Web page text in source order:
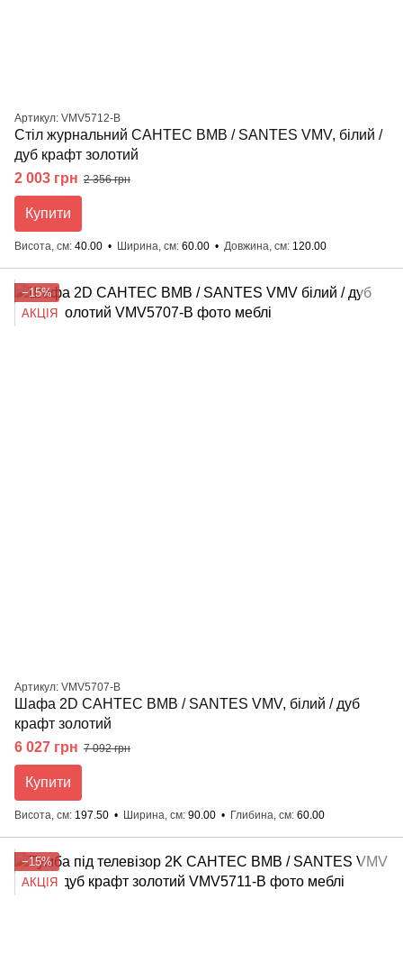
Артикул: VMV5712-B
Стіл журнальний САНТЕС ВМВ / SANTES VMV, білий /
дуб крафт золотий
2 003 грн 2 356 грн
Купити
Висота, см 40.00 Ширина, см 60.00 Довжина, см 120.00
−15%
АКЦІЯ
Артикул: VMV5707-B
Шафа 2D САНТЕС ВМВ / SANTES VMV, білий / дуб
крафт золотий
6 027 грн 7 092 грн
Купити
Висота, см 197.50 Ширина, см 90.00 Глибина, см 60.00
−15%
АКЦІЯ